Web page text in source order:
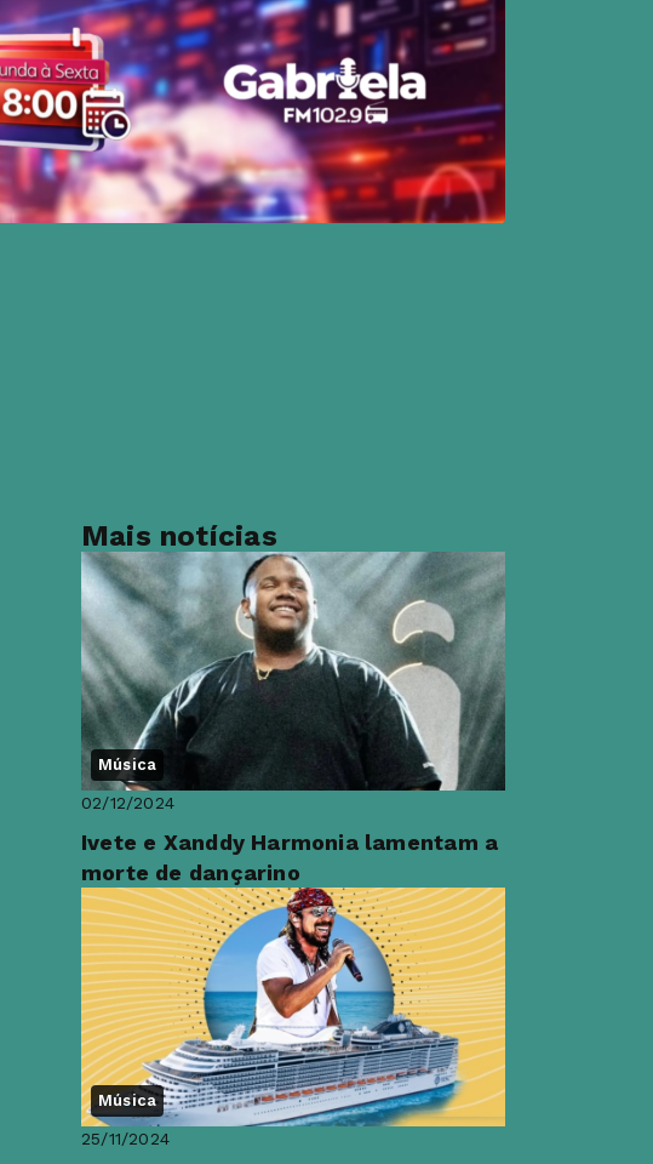
Mais notícias
Música
02/12/2024
Ivete e Xanddy Harmonia lamentam a
morte de dançarino
Música
25/11/2024